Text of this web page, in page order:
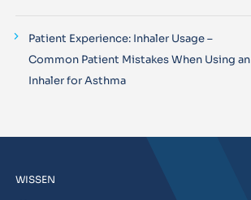
Patient Experience: Inhaler Usage –
Common Patient Mistakes When Using an
Inhaler for Asthma
WISSEN